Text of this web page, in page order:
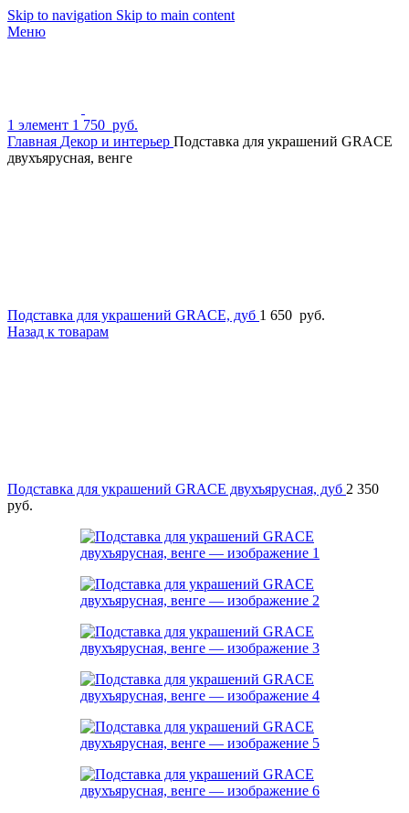
Skip to navigation Skip to main content
Меню
1 элемент 1 750 руб.
Главная Декор и интерьер Подставка для украшений GRACE
двухъярусная, венге
Подставка для украшений GRACE, дуб 1 650 руб.
Назад к товарам
Подставка для украшений GRACE двухъярусная, дуб 2 350
руб.